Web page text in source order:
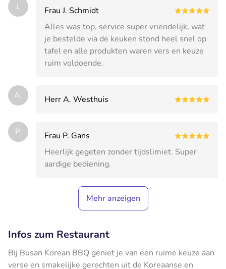
J.
Frau J. Schmidt
Alles was top, service super vriendelijk, wat
je bestelde via de keuken stond heel snel op
tafel en alle produkten waren vers en keuze
ruim voldoende.
A. Herr A. Westhuis
P.
Frau P. Gans
Heerlijk gegeten zonder tijdslimiet. Super
aardige bediening.
Mehr anzeigen
Infos zum Restaurant
Bij Busan Korean BBQ geniet je van een ruime keuze aan
verse en smakelijke gerechten uit de Koreaanse en